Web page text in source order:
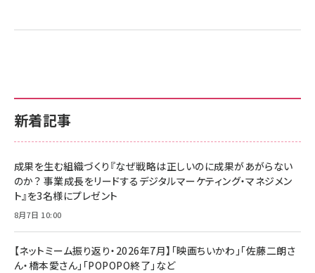
新着記事
成果を生む組織づくり『なぜ戦略は正しいのに成果があがらない
のか？ 事業成長をリードするデジタルマーケティング・マネジメン
ト』を3名様にプレゼント
8月7日 10:00
【ネットミーム振り返り・2026年7月】「映画ちいかわ」「佐藤二朗さ
ん・橋本愛さん」「POPOPO終了」など